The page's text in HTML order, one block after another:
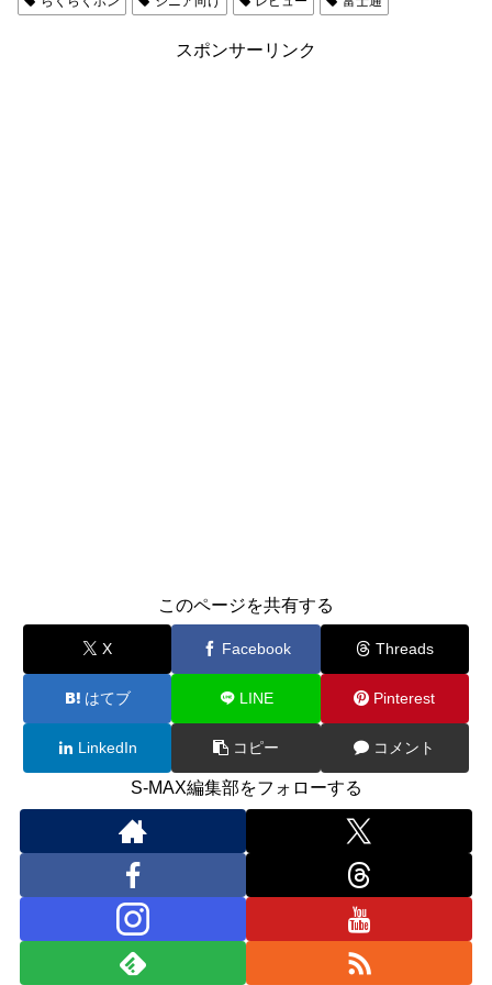
スポンサーリンク
このページを共有する
X Facebook Threads
はてブ LINE Pinterest
LinkedIn コピー コメント
S-MAX編集部をフォローする